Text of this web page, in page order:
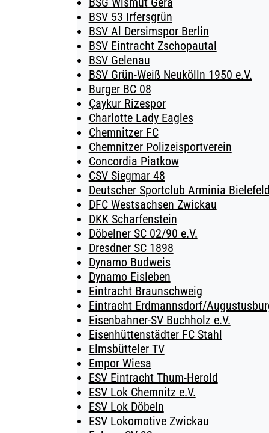
BSV 53 Irfersgrün
BSV Al Dersimspor Berlin
BSV Eintracht Zschopautal
BSV Gelenau
BSV Grün-Weiß Neukölln 1950 e.V.
Burger BC 08
Çaykur Rizespor
Charlotte Lady Eagles
Chemnitzer FC
Chemnitzer Polizeisportverein
Concordia Piatkow
CSV Siegmar 48
Deutscher Sportclub Arminia
DFC Westsachsen Zwickau
DKK Scharfenstein
Döbelner SC 02/90 e.V.
Dresdner SC 1898
Dynamo Budweis
Dynamo Eisleben
Eintracht Braunschweig
Eintracht Erdmannsdorf/
Eisenbahner-SV Buchholz e.V.
Eisenhüttenstädter FC Stahl
Elmsbütteler TV
Empor Wiesa
ESV Eintracht Thum-Herold
ESV Lok Chemnitz e.V.
ESV Lok Döbeln
ESV Lokomotive Zwickau